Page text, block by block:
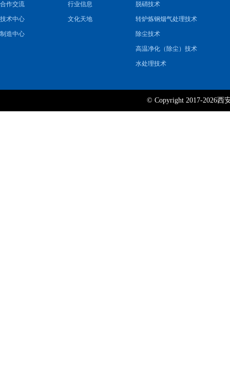
合作交流
技术中心
制造中心
行业信息
文化天地
脱硝技术
转炉炼钢烟气处理技术
除尘技术
高温净化（除尘）技术
水处理技术
© Copyright 2017-2026